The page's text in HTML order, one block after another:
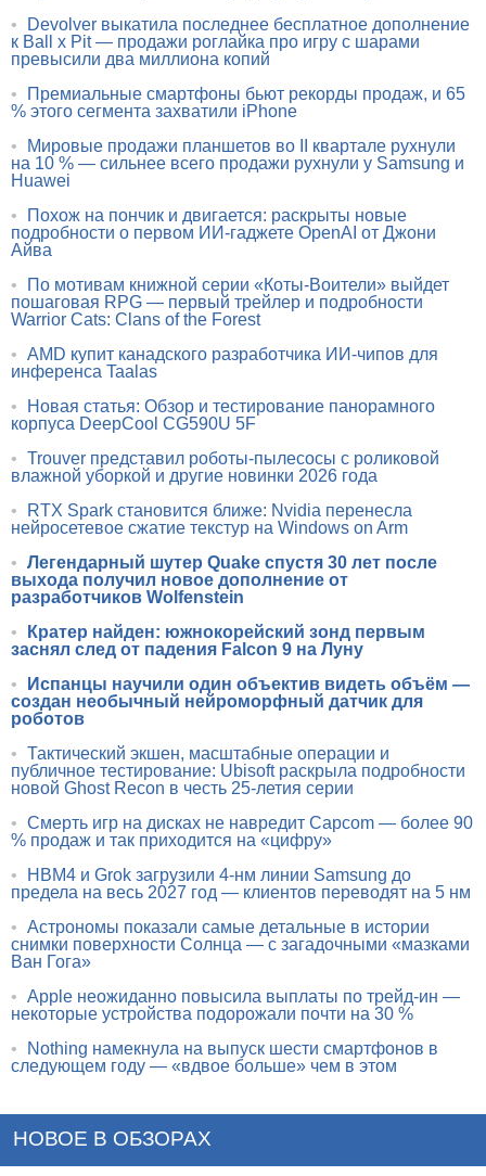
•
Devolver выкатила последнее бесплатное дополнение
к Ball x Pit — продажи роглайка про игру с шарами
превысили два миллиона копий
•
Премиальные смартфоны бьют рекорды продаж, и 65
% этого сегмента захватили iPhone
•
Мировые продажи планшетов во II квартале рухнули
на 10 % — сильнее всего продажи рухнули у Samsung и
Huawei
•
Похож на пончик и двигается: раскрыты новые
подробности о первом ИИ-гаджете OpenAI от Джони
Айва
•
По мотивам книжной серии «Коты-Воители» выйдет
пошаговая RPG — первый трейлер и подробности
Warrior Cats: Clans of the Forest
• AMD купит канадского разработчика ИИ-чипов для
инференса Taalas
•
Новая статья: Обзор и тестирование панорамного
корпуса DeepCool CG590U 5F
• Trouver представил роботы-пылесосы с роликовой
влажной уборкой и другие новинки 2026 года
•
RTX Spark становится ближе: Nvidia перенесла
нейросетевое сжатие текстур на Windows on Arm
• Легендарный шутер Quake спустя 30 лет после
выхода получил новое дополнение от
разработчиков Wolfenstein
•
Кратер найден: южнокорейский зонд первым
заснял след от падения Falcon 9 на Луну
•
Испанцы научили один объектив видеть объём —
создан необычный нейроморфный датчик для
роботов
• Тактический экшен, масштабные операции и
публичное тестирование: Ubisoft раскрыла подробности
новой Ghost Recon в честь 25-летия серии
• Смерть игр на дисках не навредит Capcom — более 90
% продаж и так приходится на «цифру»
•
HBM4 и Grok загрузили 4-нм линии Samsung до
предела на весь 2027 год — клиентов переводят на 5 нм
• Астрономы показали самые детальные в истории
снимки поверхности Солнца — с загадочными «мазками
Ван Гога»
• Apple неожиданно повысила выплаты по трейд-ин —
некоторые устройства подорожали почти на 30 %
•
Nothing намекнула на выпуск шести смартфонов в
следующем году — «вдвое больше» чем в этом
НОВОЕ В ОБЗОРАХ